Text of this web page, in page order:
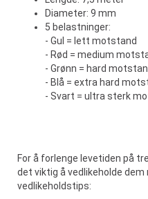
Diameter: 9 mm
5 belastninger:
- Gul = lett motstand
- Rød = medium
- Grønn = hard
- Blå = extra hard
- Svart = ultra sterk
For å forlenge levetiden på
det viktig å vedlikeholde dem
vedlikeholdstips: